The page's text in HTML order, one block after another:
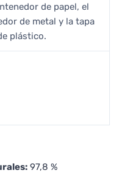
de papel, el
de metal y la tapa
plástico.
97,8 %